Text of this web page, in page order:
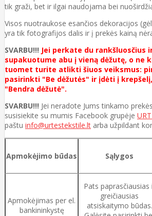
tik graži, bet ir ilgai naudojama bei
Visos nuotraukose esančios dekoracijos
yra tik fotografijos dalis ir į prekės kainą
SVARBU!!! Jei perkate du rankšluosčius
supakuotume abu į vieną dėžutę, o ne
tuomet turite atlikti šiuos veiksmus:
pasirinkti "Be dėžutės" ir įdėti į
"Bendra dėžutė".
SVARBU!!! Jei neradote Jums tinkamo
susisiekite su mumis Facebook grupėje
paštu info@urtestekstile.lt arba užpildant
Apmokėjimo būdas Sąlygos
Apmokėjimas per el.
bankininkystę
Pats paprasčiausias
greičiausias
atsiskaitymo būdas.